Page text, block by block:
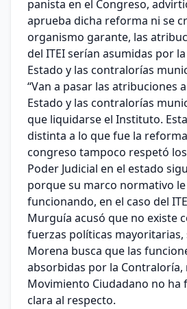
panista en el Congreso,
aprueba dicha reforma ni se
organismo garante, las
del ITEI serían asumidas por
Estado y las contralorías
“Van a pasar las atribuciones
Estado y las contralorías
que liquidarse el Instituto.
distinta a lo que fue la
congreso tampoco respetó
Poder Judicial en el estado
porque su marco normativo
funcionando, en el caso del
Murguía acusó que no existe
fuerzas políticas mayoritarias,
Morena busca que las
absorbidas por la
Movimiento Ciudadano no ha
clara al respecto.